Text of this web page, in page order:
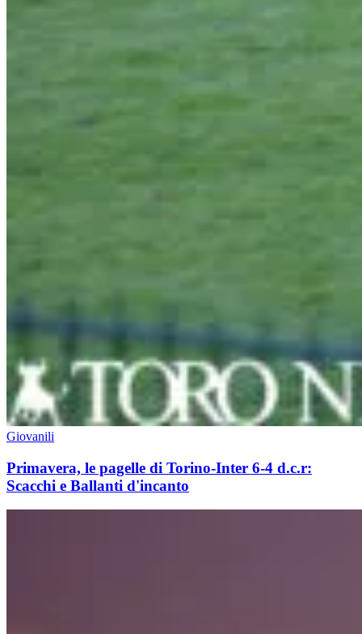
Giovanili
Primavera, le pagelle di Torino-Inter 6-4 d.c.r:
Scacchi e Ballanti d'incanto